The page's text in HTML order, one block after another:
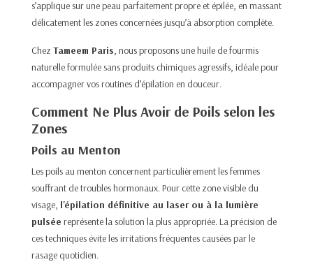
s’applique sur une peau parfaitement propre et épilée, en massant
délicatement les zones concernées jusqu’à absorption complète.
Chez Tameem Paris, nous proposons une huile de fourmis
naturelleformulée sans produits chimiques agressifs, idéale pour
accompagner vos routines d’épilation en douceur.
Comment Ne Plus Avoir de Poils selon les
Zones
Poils au Menton
Les poils au menton concernent particulièrement les femmes
souffrant de troubles hormonaux. Pour cette zone visible du
visage, l'épilation définitive au laser ou à la lumière
pulsée représente la solution la plus appropriée. La précision de
ces techniques évite les irritations fréquentes causées par le
rasage quotidien.​